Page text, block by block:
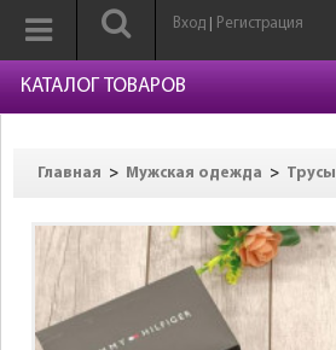
Вход Регистрация
КАТАЛОГ ТОВАРОВ
Главная > Мужская одежда > Трусы